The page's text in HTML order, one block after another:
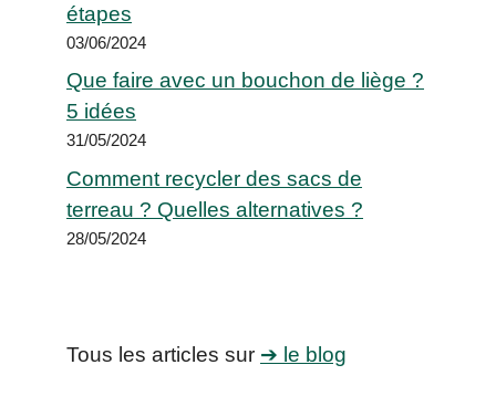
étapes
03/06/2024
Que faire avec un bouchon de liège ?
5 idées
31/05/2024
Comment recycler des sacs de
terreau ? Quelles alternatives ?
28/05/2024
Tous les articles sur ➔ le blog